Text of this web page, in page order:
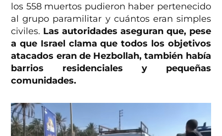
los 558 muertos pudieron haber pertenecido
al grupo paramilitar y cuántos eran simples
civiles. Las autoridades aseguran que, pese
a que Israel clama que todos los objetivos
atacados eran de Hezbollah, también había
barrios residenciales y pequeñas
comunidades.